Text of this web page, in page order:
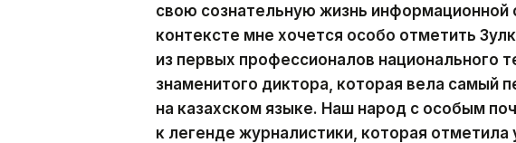
свою сознательную жизнь информационной
контексте мне хочется особо отметить
из первых профессионалов национального
знаменитого диктора, которая вела самый
на казахском языке. Наш народ с особым
к легенде журналистики, которая отметила